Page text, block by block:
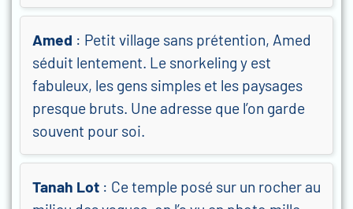
Amed : Petit village sans prétention, Amed
séduit lentement. Le snorkeling y est
fabuleux, les gens simples et les paysages
presque bruts. Une adresse que l’on garde
souvent pour soi.
Tanah Lot : Ce temple posé sur un rocher au